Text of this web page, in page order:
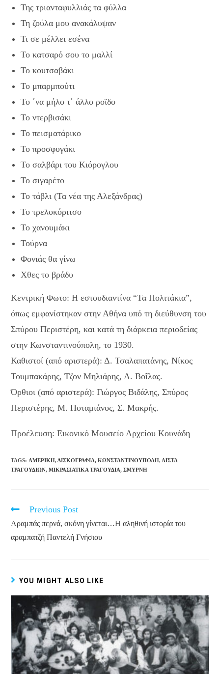
Της τριανταφυλλιάς τα φύλλα
Τη ζούλα μου ανακάλυψαν
Τι σε μέλλει εσένα
Το κατσαρό σου το μαλλί
Το κουτσαβάκι
Το μπαρμπούτι
Το ΄να μήλο τ΄ άλλο ροϊδο
Το ντερβισάκι
Το πεισματάρικο
Το προσφυγάκι
Το σαλβάρι του Κιόρογλου
Το σιγαρέτο
Το τάβλι (Τα νέα της Αλεξάνδρας)
Το τρελοκόριτσο
Το χανουμάκι
Τούρνα
Φονιάς θα γίνω
Χθες το βράδυ
Κεντρική Φωτο: Η εστουδιαντίνα “Τα Πολιτάκια”,
όπως εμφανίστηκαν στην Αθήνα υπό τη διεύθυνση του
Σπύρου Περιστέρη, και κατά τη διάρκεια περιοδείας
στην Κωνσταντινούπολη, το 1930.
Καθιστοί (από αριστερά): Δ. Τσαλαπατάνης, Νίκος
Τουμπακάρης, Τζον Μηλιάρης, Α. Βοΐλας.
Όρθιοι (από αριστερά): Γιώργος Βιδάλης, Σπύρος
Περιστέρης, Μ. Ποταμιάνος, Σ. Μακρής.
Προέλευση: Εικονικό Μουσείο Αρχείου Κουνάδη
TAGS: ΑΜΕΡΙΚΉ, ΔΙΣΚΟΓΡΑΦΊΑ, ΚΩΝΣΤΑΝΤΙΝΟΎΠΟΛΗ, ΛΊΣΤΑ
ΤΡΑΓΟΥΔΙΏΝ, ΜΙΚΡΑΣΙΆΤΙΚΑ ΤΡΑΓΟΎΔΙΑ, ΣΜΎΡΝΗ
Read
articles
Previous Post
Αραμπάς περνά, σκόνη γίνεται…H αληθινή ιστορία του
αραμπατζή Παντελή Γνήσιου
YOU MIGHT ALSO LIKE